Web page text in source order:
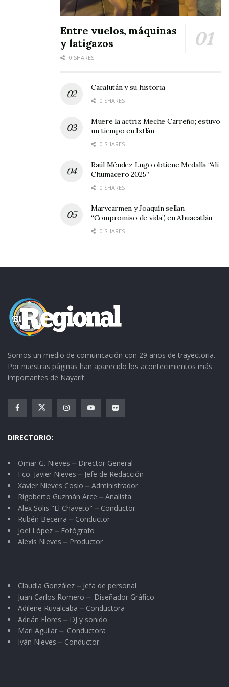
Entre vuelos, máquinas
y latigazos
0 SHARES
Cacalután y su historia
0 SHARES
Muere la actriz Meche Carreño; estuvo
un tiempo en Ixtlán
0 SHARES
Raúl Méndez Lugo obtiene Medalla “Alí
Chumacero 2025”
0 SHARES
Marycarmen y Joaquín sellan
“Compromiso de vida”, en Ahuacatlán
0 SHARES
Somos un medio de comunicación con 29 años de trayectoria.
Por nuestras páginas han aparecido los acontecimientos más
importantes de Nayarit.
DIRECTORIO:
Omar G. Nieves ⏤ Director General
Fco. Javier Nieves ⏤ Jefe de Redacción
Xavier Nieves Cosio ⏤ Administrador.
Rigoberto Guzmán Arce ⏤ Analista
Alex Solis "El Chaveto" ⏤ Conductor.
Rubén Becerra ⏤ Conductor
Joel López ⏤ Fotógrafo
Alexis Nieves ⏤ Productor
Claudia González ⏤ Jefa de personal
Juan Carlos Romero ⏤. Diseñador Gráfico
Adilene Ruvalcaba ⏤ Conductora
Adrián Flores ⏤ DJ y sonido.
Mari Aguilar ⏤. Conductora
Iván Nieves ⏤ Conductor